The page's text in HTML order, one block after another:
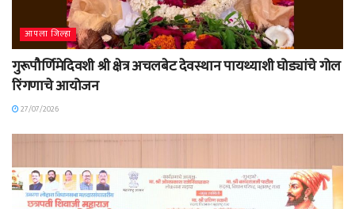
आपला जिल्हा
गुरूपौर्णिमेदिवशी श्री क्षेत्र अचलबेट देवस्थान पायथ्याशी घोड्यांचे गोल
रिंगणाचे आयोजन
27/07/2026